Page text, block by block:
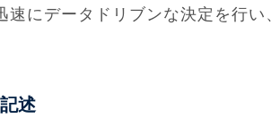
速にデータドリブンな決定を行
述